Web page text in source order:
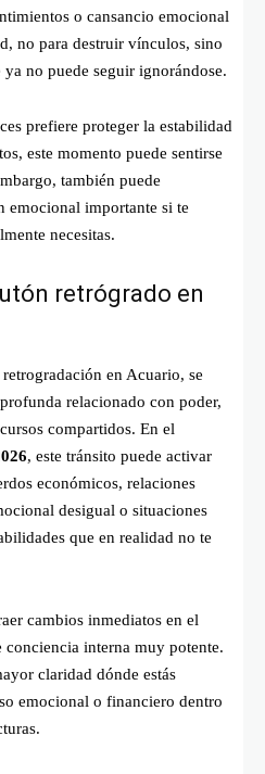
o cansancio emocional
no para destruir vínculos, sino
no puede seguir ignorándose.
prefiere proteger la estabilidad
este momento puede sentirse
también puede
emocional importante si te
necesitas.
retrógrado en
en Acuario, se
relacionado con poder,
compartidos. En el
, este tránsito puede activar
económicos, relaciones
desigual o situaciones
que en realidad no te
cambios inmediatos en el
interna muy potente.
claridad dónde estás
emocional o financiero dentro